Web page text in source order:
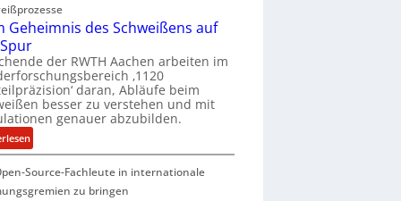
e
z
w
i
r
d
A
r
e
a
p
L
b
e
r
n
m
m
Geheimnis des Schweißens auf
der RWTH Aachen arbeiten im
‚1120
daran, Abläufe beim
besser zu verstehen und mit
genauer abzubilden.
:
D
e
m
Source-Fachleute in internationale
zu bringen